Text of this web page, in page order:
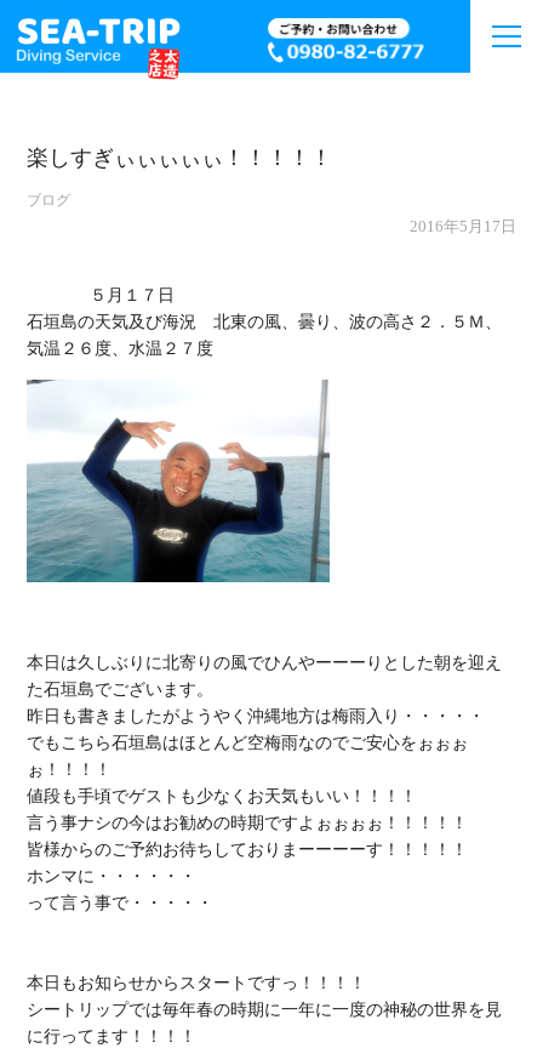
楽しすぎぃぃぃぃぃ！！！！！
ブログ
2016年5月17日
石垣島の天気及び海況　北東の風、曇り、波の高さ２．５Ｍ、
本日は久しぶりに北寄りの風でひんやーーーりとした朝を迎え
た石垣島でございます。
昨日も書きましたがようやく沖縄地方は梅雨入り・・・・・
でもこちら石垣島はほとんど空梅雨なのでご安心をぉぉぉ
ぉ！！！！
値段も手頃でゲストも少なくお天気もいい！！！！
言う事ナシの今はお勧めの時期ですよぉぉぉぉ！！！！！
皆様からのご予約お待ちしておりまーーーーす！！！！！
ホンマに・・・・・・
って言う事で・・・・・
本日もお知らせからスタートですっ！！！！
シートリップでは毎年春の時期に一年に一度の神秘の世界を見
に行ってます！！！！